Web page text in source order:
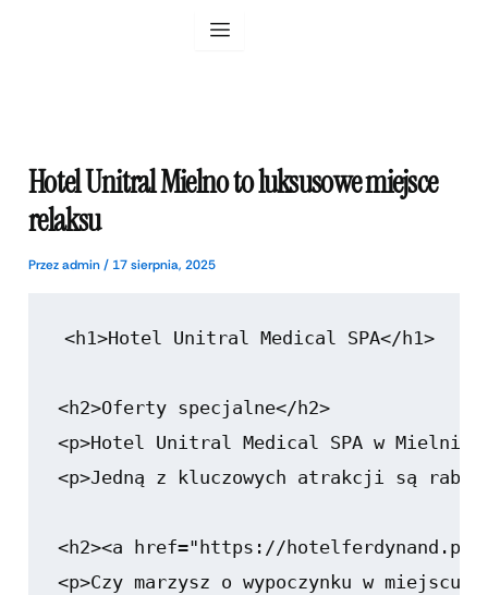
Hotel Unitral Mielno to luksusowe miejsce
relaksu
Przezadmin/ 17 sierpnia, 2025
<h1>Hotel Unitral Medical SPA</h1>
<h2>Oferty specjalne</h2>
<p>Hotel Unitral Medical SPA w
<p>Jedną z kluczowych atrakcji są
<h2><a href="https://hotelferdynand.pl/
<p>Czy marzysz o wypoczynku w